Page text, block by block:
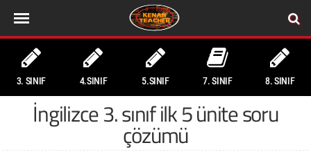
3. SINIF 4.SINIF 5.SINIF 7. SINIF 8. SINIF
İngilizce 3. sınıf ilk 5 ünite soru
çözümü